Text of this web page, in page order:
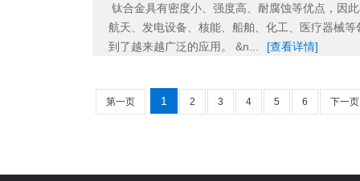
钛合金具有密度小、强度高、耐腐蚀等优点，因
航天、发电设备、核能、船舶、化工、医疗器械等
到了越来越广泛的应用。 &n...
[查看详情]
第一页 1 2 3 4 5 6 下一页